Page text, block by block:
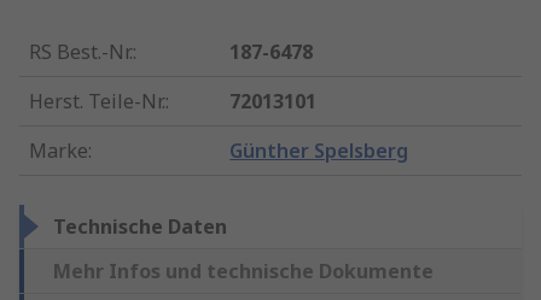
RS Best.-Nr.:
187-6478
Herst. Teile-Nr.:
72013101
Marke: Günther Spelsberg
Technische Daten
Mehr Infos und technische Dokumente